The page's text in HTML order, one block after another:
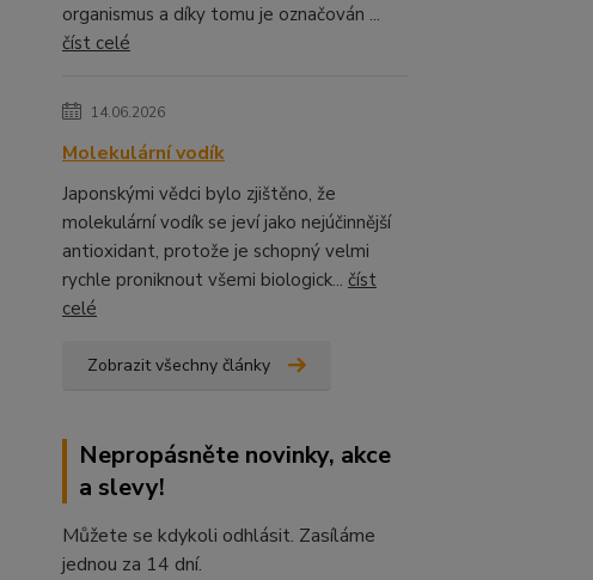
organismus a díky tomu je označován ...
číst celé
14.06.2026
Molekulární vodík
Japonskými vědci bylo zjištěno, že
molekulární vodík se jeví jako nejúčinnější
antioxidant, protože je schopný velmi
rychle proniknout všemi biologick... číst
celé
Zobrazit všechny články
Nepropásněte novinky, akce
a slevy!
Můžete se kdykoli odhlásit. Zasíláme
jednou za 14 dní.